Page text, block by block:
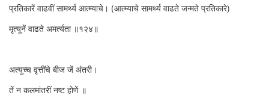
प्रतिकारें वाढवीं सामर्थ्य आत्म्याचे। (आत्म्याचे सामर्थ्य वाढते जन्मते प्रतिकारे)
मृत्यूनें वाढते अमर्त्यता ॥१२४॥
अत्युच्च वृत्तींचे बीज जें अंतरी।
तें न कलमांतरीं नष्ट होणें ॥